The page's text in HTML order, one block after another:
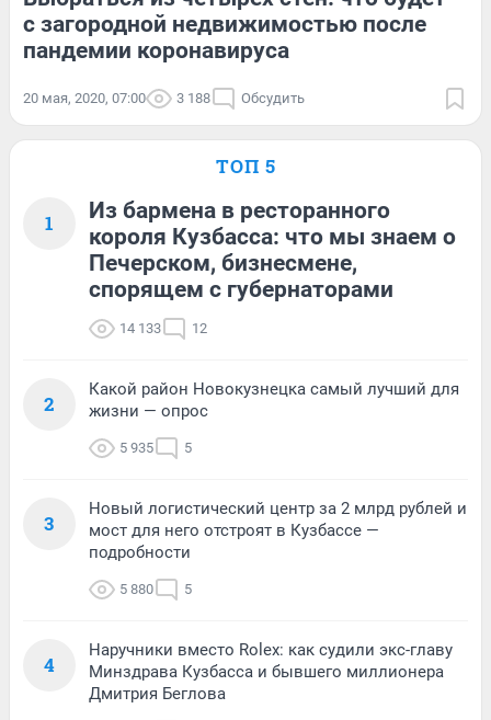
с загородной недвижимостью после
пандемии коронавируса
20 мая, 2020, 07:00 3 188 Обсудить
ТОП 5
1
Из бармена в ресторанного
короля Кузбасса: что мы знаем о
Печерском, бизнесмене,
спорящем с губернаторами
14 133 12
2
Какой район Новокузнецка самый лучший для
жизни — опрос
5 935 5
3
Новый логистический центр за 2 млрд рублей и
мост для него отстроят в Кузбассе —
подробности
5 880 5
4
Наручники вместо Rolex: как судили экс-главу
Минздрава Кузбасса и бывшего миллионера
Дмитрия Беглова